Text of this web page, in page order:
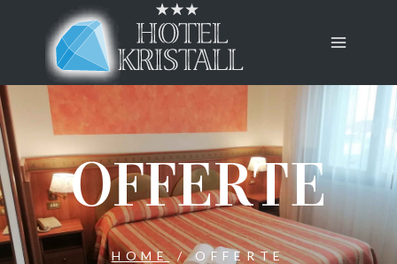
OFFERTE
HOME / OFFERTE